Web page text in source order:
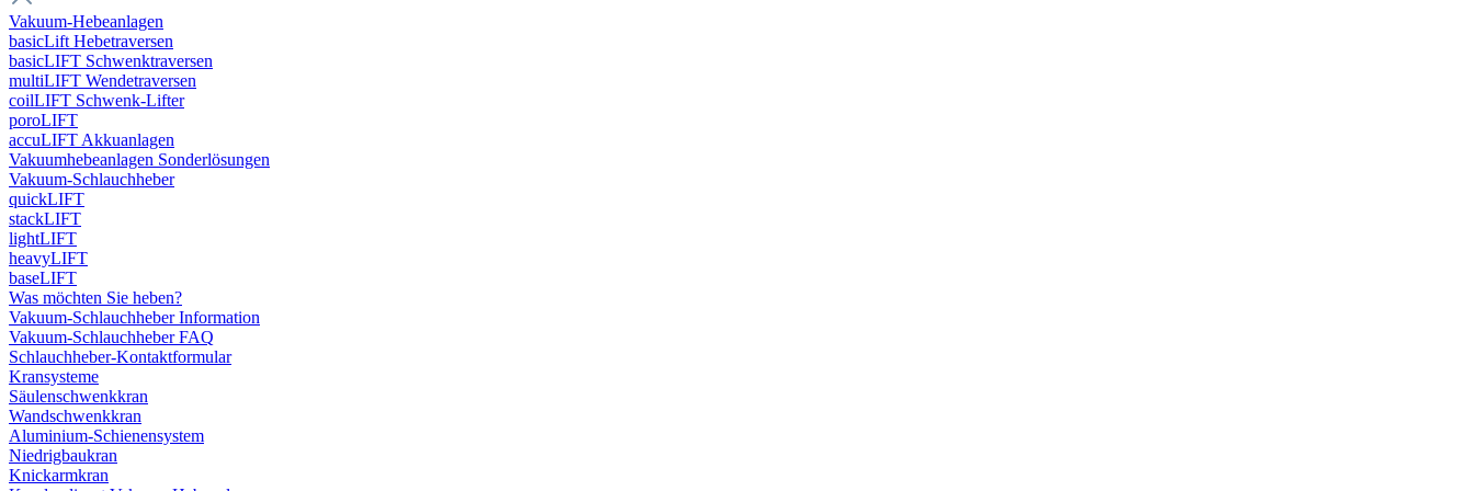
Vakuum-Hebeanlagen
basicLift Hebetraversen
basicLIFT Schwenktraversen
multiLIFT Wendetraversen
coilLIFT Schwenk-Lifter
poroLIFT
accuLIFT Akkuanlagen
Vakuumhebeanlagen Sonderlösungen
Vakuum-Schlauchheber
quickLIFT
stackLIFT
lightLIFT
heavyLIFT
baseLIFT
Was möchten Sie heben?
Vakuum-Schlauchheber Information
Vakuum-Schlauchheber FAQ
Schlauchheber-Kontaktformular
Kransysteme
Säulenschwenkkran
Wandschwenkkran
Aluminium-Schienensystem
Niedrigbaukran
Knickarmkran